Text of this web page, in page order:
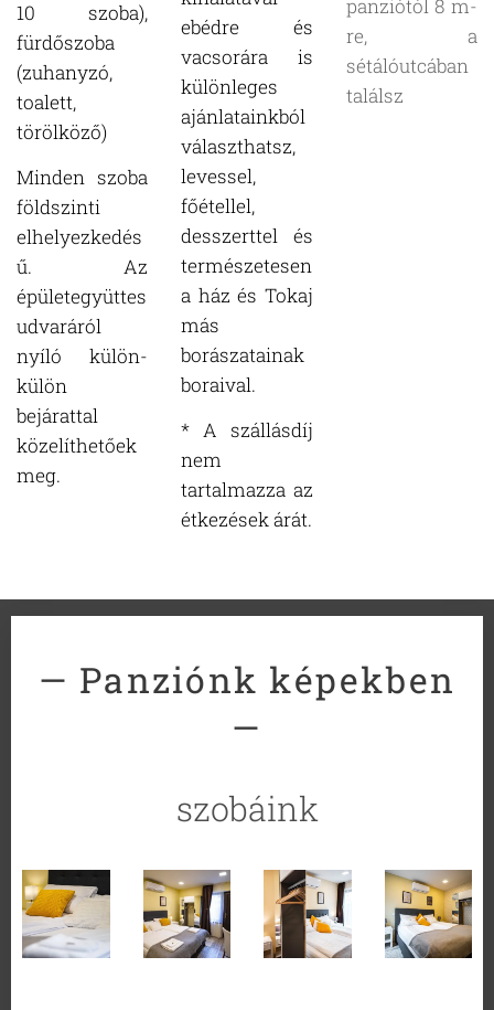
10 szoba),
fürdőszoba
(zuhanyzó,
toalett,
törölköző)
Minden szoba
földszinti
elhelyezkedés
ű. Az
épületegyüttes
udvaráról
nyíló külön-
külön
bejárattal
közelíthetőek
meg.
ebédre és
vacsorára is
különleges
ajánlatainkból
választhatsz,
levessel,
főétellel,
desszerttel és
természetesen
a ház és Tokaj
más
borászatainak
boraival.
* A szállásdíj
nem
tartalmazza az
étkezések árát.
panziótól 8 m-
re, a
sétálóutcában
találsz
— Panziónk képekben
—
szobáink